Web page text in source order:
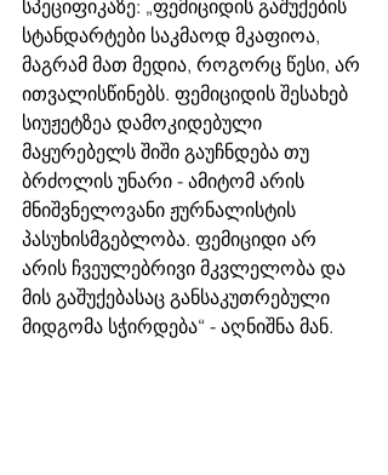
სპეციფიკაზე: „ფემიციდის გაშუქების
სტანდარტები საკმაოდ მკაფიოა,
მაგრამ მათ მედია, როგორც წესი, არ
ითვალისწინებს. ფემიციდის შესახებ
სიუჟეტზეა დამოკიდებული
მაყურებელს შიში გაუჩნდება თუ
ბრძოლის უნარი - ამიტომ არის
მნიშვნელოვანი ჟურნალისტის
პასუხისმგებლობა. ფემიციდი არ
არის ჩვეულებრივი მკვლელობა და
მის გაშუქებასაც განსაკუთრებული
მიდგომა სჭირდება“ - აღნიშნა მან.